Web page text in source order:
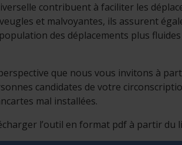
contribuent à faciliter les
et malvoyantes, ils assurent
des déplacements plus
que nous vous invitons à
candidates de votre
mal installées.
l’outil en format pdf à partir du